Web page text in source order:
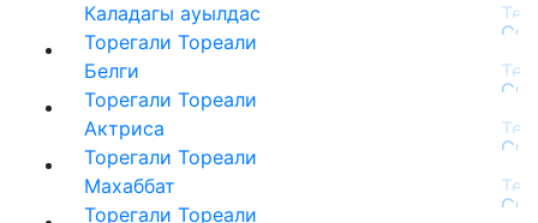
Каладагы ауылдас
Торегали Тореали
Белги
Торегали Тореали
Актриса
Торегали Тореали
Махаббат
Торегали Тореали